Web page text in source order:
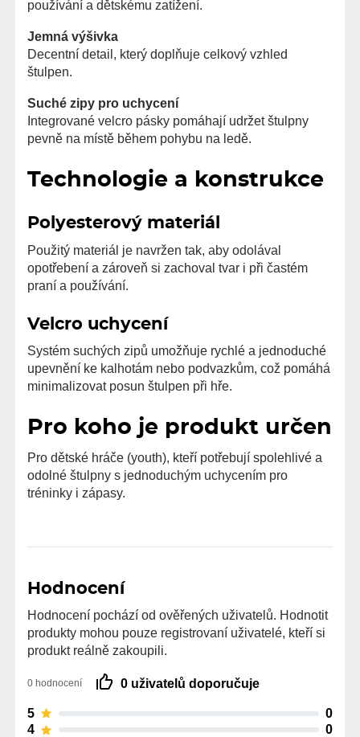
používání a dětskému zatížení.
Jemná výšivka
Decentní detail, který doplňuje celkový vzhled
štulpen.
Suché zipy pro uchycení
Integrované velcro pásky pomáhají udržet štulpny
pevně na místě během pohybu na ledě.
Technologie a konstrukce
Polyesterový materiál
Použitý materiál je navržen tak, aby odolával
opotřebení a zároveň si zachoval tvar i při častém
praní a používání.
Velcro uchycení
Systém suchých zipů umožňuje rychlé a jednoduché
upevnění ke kalhotám nebo podvazkům, což pomáhá
minimalizovat posun štulpen při hře.
Pro koho je produkt určen
Pro dětské hráče (youth), kteří potřebují spolehlivé a
odolné štulpny s jednoduchým uchycením pro
tréninky i zápasy.
Hodnocení
Hodnocení pochází od ověřených uživatelů. Hodnotit
produkty mohou pouze registrovaní uživatelé, kteří si
produkt reálně zakoupili.
0 hodnocení 0 uživatelů doporučuje
5
0
4
0